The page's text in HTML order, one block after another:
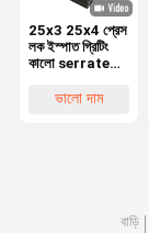
25x3 25x4 প্রেস
লক ইস্পাত গ্রিটিং
কালো serrated
ভালো দাম
বাড়ি